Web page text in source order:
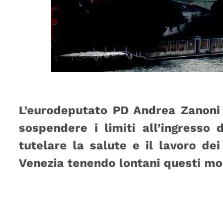
L’eurodeputato PD Andrea
sospendere i limiti all’ingresso
tutelare la salute e il lavoro dei
Venezia tenendo lontani questi